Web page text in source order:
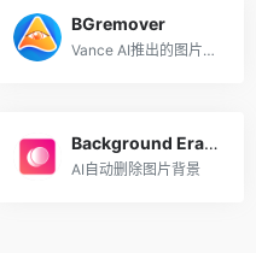
BGremover
Vance AI推出的图片背景移除工具
Background Eraser
AI自动删除图片背景